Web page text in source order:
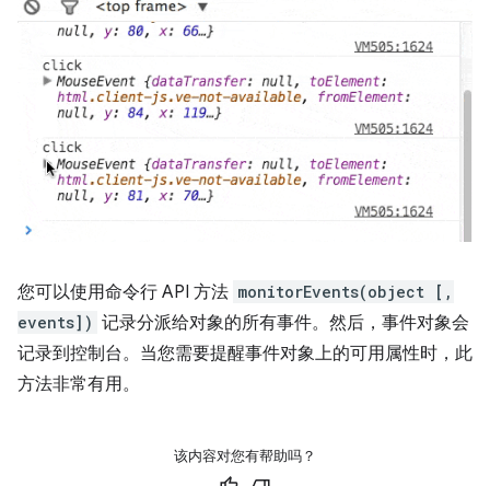
您可以使用命令行 API 方法 monitorEvents(object [,
events]) 记录分派给对象的所有事件。然后，事件对象会
记录到控制台。当您需要提醒事件对象上的可用属性时，此
方法非常有用。
该内容对您有帮助吗？